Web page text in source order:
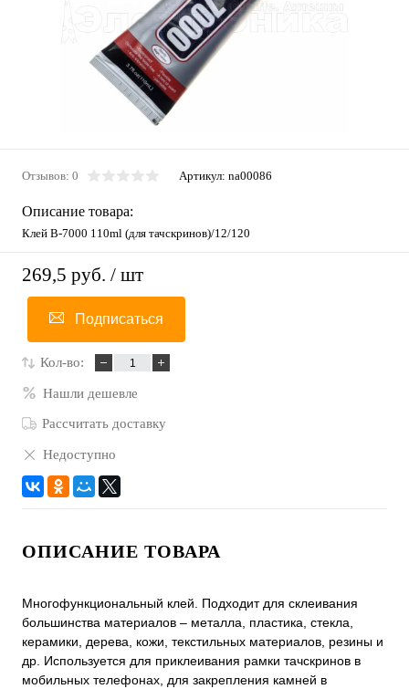
Отзывов: 0 Артикул: na00086
Описание товара:
Клей B-7000 110ml (для тачскринов)/12/120
269,5 руб. / шт
Подписаться
Кол-во:
Нашли дешевле
Рассчитать доставку
Недоступно
ОПИСАНИЕ ТОВАРА
Многофункциональный клей. Подходит для склеивания
большинства материалов – металла, пластика, стекла,
керамики, дерева, кожи, текстильных материалов, резины и
др. Используется для приклеивания рамки тачскринов в
мобильных телефонах, для закрепления камней в